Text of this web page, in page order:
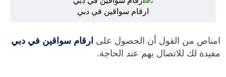
ارقام سواقين في دبي
امناص من القول أن الحصول على ارقام سواقين في دبي
مفيدة لك للاتصال بهم عند الحاجة.